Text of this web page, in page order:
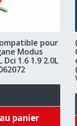
pour
Modus
1.6 1.9 2.0L
panier